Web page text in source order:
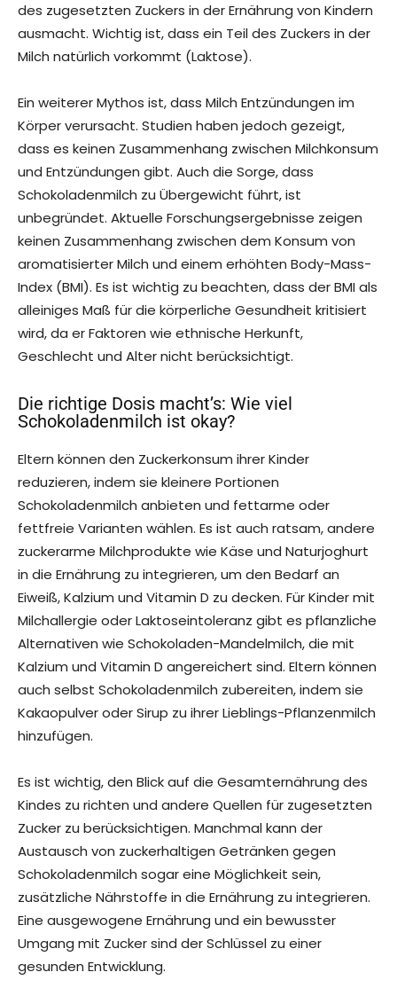
des zugesetzten Zuckers in der Ernährung von Kindern
ausmacht. Wichtig ist, dass ein Teil des Zuckers in der
Milch natürlich vorkommt (Laktose).
Ein weiterer Mythos ist, dass Milch Entzündungen im
Körper verursacht. Studien haben jedoch gezeigt,
dass es keinen Zusammenhang zwischen Milchkonsum
und Entzündungen gibt. Auch die Sorge, dass
Schokoladenmilch zu Übergewicht führt, ist
unbegründet. Aktuelle Forschungsergebnisse zeigen
keinen Zusammenhang zwischen dem Konsum von
aromatisierter Milch und einem erhöhten Body-Mass-
Index (BMI). Es ist wichtig zu beachten, dass der BMI als
alleiniges Maß für die körperliche Gesundheit kritisiert
wird, da er Faktoren wie ethnische Herkunft,
Geschlecht und Alter nicht berücksichtigt.
Die richtige Dosis macht’s: Wie viel
Schokoladenmilch ist okay?
Eltern können den Zuckerkonsum ihrer Kinder
reduzieren, indem sie kleinere Portionen
Schokoladenmilch anbieten und fettarme oder
fettfreie Varianten wählen. Es ist auch ratsam, andere
zuckerarme Milchprodukte wie Käse und Naturjoghurt
in die Ernährung zu integrieren, um den Bedarf an
Eiweiß, Kalzium und Vitamin D zu decken. Für Kinder mit
Milchallergie oder Laktoseintoleranz gibt es pflanzliche
Alternativen wie Schokoladen-Mandelmilch, die mit
Kalzium und Vitamin D angereichert sind. Eltern können
auch selbst Schokoladenmilch zubereiten, indem sie
Kakaopulver oder Sirup zu ihrer Lieblings-Pflanzenmilch
hinzufügen.
Es ist wichtig, den Blick auf die Gesamternährung des
Kindes zu richten und andere Quellen für zugesetzten
Zucker zu berücksichtigen. Manchmal kann der
Austausch von zuckerhaltigen Getränken gegen
Schokoladenmilch sogar eine Möglichkeit sein,
zusätzliche Nährstoffe in die Ernährung zu integrieren.
Eine ausgewogene Ernährung und ein bewusster
Umgang mit Zucker sind der Schlüssel zu einer
gesunden Entwicklung.